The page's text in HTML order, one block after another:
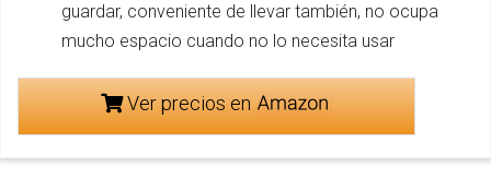
guardar, conveniente de llevar también, no ocupa
mucho espacio cuando no lo necesita usar
Ver precios en